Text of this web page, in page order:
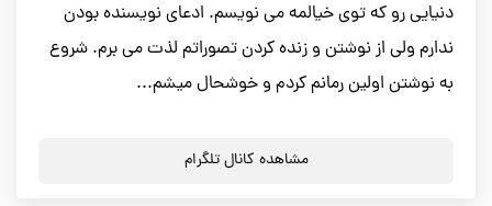
دنیایی رو که توی خیالمه می نویسم. ادعای نویسنده بودن
ندارم ولی از نوشتن و زنده کردن تصوراتم لذت می برم. شروع
به نوشتن اولین رمانم کردم و خوشحال میشم...
مشاهده کانال تلگرام